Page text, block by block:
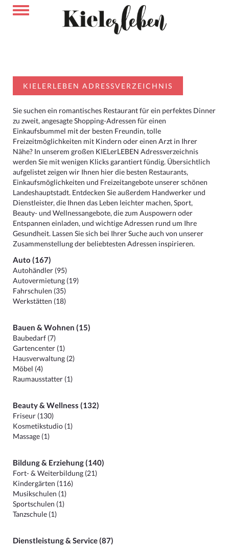
KIELERLEBEN ADRESSVERZEICHNIS
Sie suchen ein romantisches Restaurant für ein perfektes Dinner
zu zweit, angesagte Shopping-Adressen für einen
Einkaufsbummel mit der besten Freundin, tolle
Freizeitmöglichkeiten mit Kindern oder einen Arzt in Ihrer
Nähe? In unserem großen KIELerLEBEN Adressverzeichnis
werden Sie mit wenigen Klicks garantiert fündig. Übersichtlich
aufgelistet zeigen wir Ihnen hier die besten Restaurants,
Einkaufsmöglichkeiten und Freizeitangebote unserer schönen
Landeshauptstadt. Entdecken Sie außerdem Handwerker und
Dienstleister, die Ihnen das Leben leichter machen, Sport,
Beauty- und Wellnessangebote, die zum Auspowern oder
Entspannen einladen, und wichtige Adressen rund um Ihre
Gesundheit. Lassen Sie sich bei Ihrer Suche auch von unserer
Zusammenstellung der beliebtesten Adressen inspirieren.
Auto (167)
Autohändler (95)
Autovermietung (19)
Fahrschulen (35)
Werkstätten (18)
Bauen & Wohnen (15)
Baubedarf (7)
Gartencenter (1)
Hausverwaltung (2)
Möbel (4)
Raumausstatter (1)
Beauty & Wellness (132)
Friseur (130)
Kosmetikstudio (1)
Massage (1)
Bildung & Erziehung (140)
Fort- & Weiterbildung (21)
Kindergärten (116)
Musikschulen (1)
Sportschulen (1)
Tanzschule (1)
Dienstleistung & Service (87)